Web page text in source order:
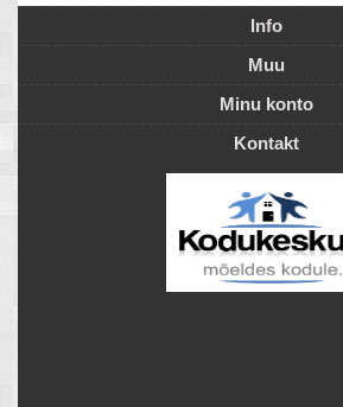
Info
Muu
Minu konto
Kontakt